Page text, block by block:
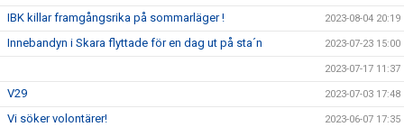
IBK killar framgångsrika på sommarläger ! 2023-08-04 20:19
Innebandyn i Skara flyttade för en dag ut på sta´n 2023-07-23 15:00
2023-07-17 11:37
V29 2023-07-03 17:48
Vi söker volontärer! 2023-06-07 17:35